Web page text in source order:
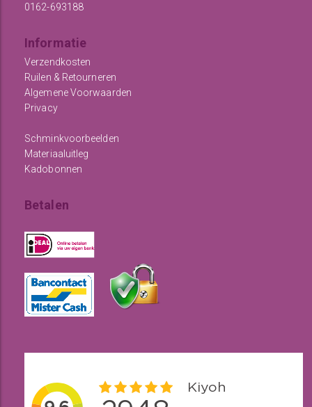
0162-693188
Informatie
Verzendkosten
Ruilen & Retourneren
Algemene Voorwaarden
Privacy
Schminkvoorbeelden
Materiaaluitleg
Kadobonnen
Betalen